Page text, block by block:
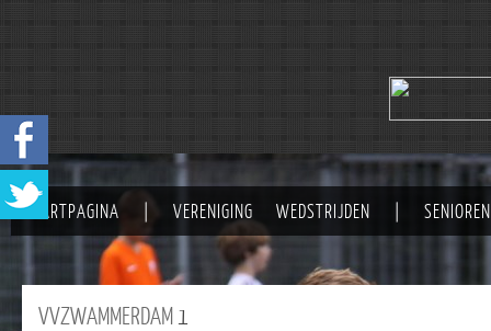
STARTPAGINA VERENIGING WEDSTRIJDEN SENIOREN
VVZWAMMERDAM1